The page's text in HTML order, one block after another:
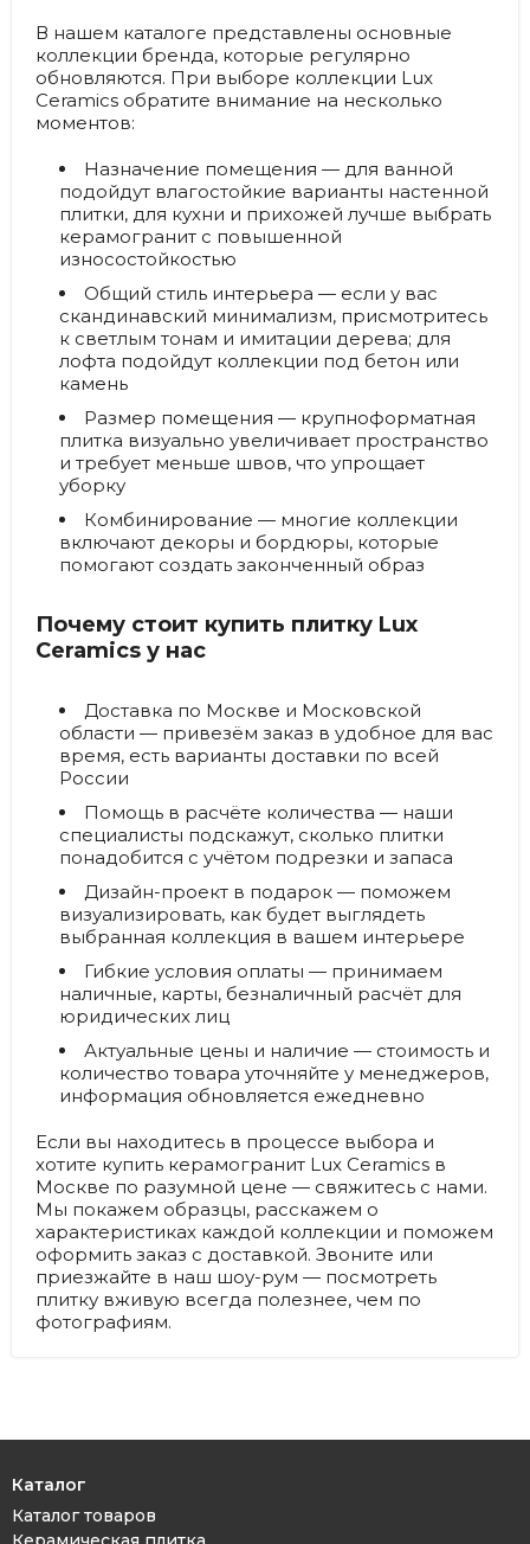
В нашем каталоге представлены основные
коллекции бренда, которые регулярно
обновляются. При выборе коллекции Lux
Ceramics обратите внимание на несколько
моментов:
Назначение помещения — для ванной
подойдут влагостойкие варианты настенной
плитки, для кухни и прихожей лучше выбрать
керамогранит с повышенной
износостойкостью
Общий стиль интерьера — если у вас
скандинавский минимализм, присмотритесь
к светлым тонам и имитации дерева; для
лофта подойдут коллекции под бетон или
камень
Размер помещения — крупноформатная
плитка визуально увеличивает пространство
и требует меньше швов, что упрощает
уборку
Комбинирование — многие коллекции
включают декоры и бордюры, которые
помогают создать законченный образ
Почему стоит купить плитку Lux
Ceramics у нас
Доставка по Москве и Московской
области — привезём заказ в удобное для вас
время, есть варианты доставки по всей
России
Помощь в расчёте количества — наши
специалисты подскажут, сколько плитки
понадобится с учётом подрезки и запаса
Дизайн-проект в подарок — поможем
визуализировать, как будет выглядеть
выбранная коллекция в вашем интерьере
Гибкие условия оплаты — принимаем
наличные, карты, безналичный расчёт для
юридических лиц
Актуальные цены и наличие — стоимость и
количество товара уточняйте у менеджеров,
информация обновляется ежедневно
Если вы находитесь в процессе выбора и
хотите купить керамогранит Lux Ceramics в
Москве по разумной цене — свяжитесь с нами.
Мы покажем образцы, расскажем о
характеристиках каждой коллекции и поможем
оформить заказ с доставкой. Звоните или
приезжайте в наш шоу-рум — посмотреть
плитку вживую всегда полезнее, чем по
фотографиям.
Каталог
Каталог товаров